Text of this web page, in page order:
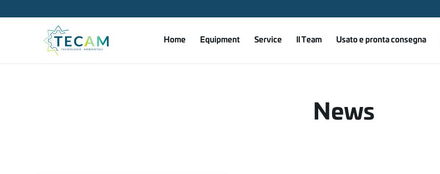
Skip to main content
Home Equipment Service Il Team Usato e pronta consegna
News